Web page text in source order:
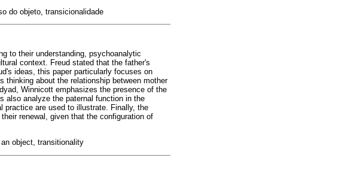
do objeto, transicionalidade
to their understanding, psychoanalytic
context. Freud stated that the father's
ideas, this paper particularly focuses on
thinking about the relationship between mother
Winnicott emphasizes the presence of the
also analyze the paternal function in the
are used to illustrate. Finally, the
renewal, given that the configuration of
object, transitionality